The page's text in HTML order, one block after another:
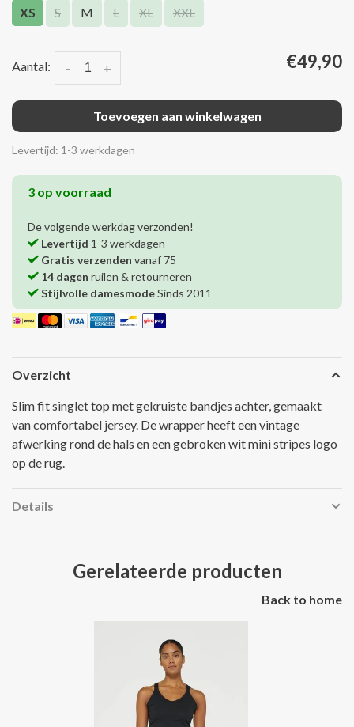
XS S M L XL XXL
Aantal: +
- €49,90
Toevoegen aan winkelwagen
Levertijd: 1-3 werkdagen
3 op voorraad
De volgende werkdag verzonden!
Levertijd 1-3 werkdagen
Gratis verzenden vanaf 75
14 dagen ruilen & retourneren
Stijlvolle damesmodeSinds 2011
Overzicht
Slim fit singlet top met gekruiste bandjes achter, gemaakt
van comfortabel jersey. De wrapper heeft een vintage
afwerking rond de hals en een gebroken wit mini stripes logo
op de rug.
Details
Gerelateerde producten
Back to home